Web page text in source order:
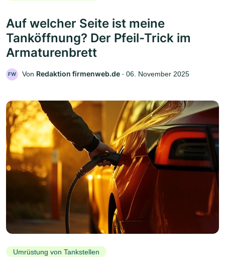
Auf welcher Seite ist meine
Tanköffnung? Der Pfeil-Trick im
Armaturenbrett
FW Von Redaktion firmenweb.de ‧ 06. November 2025
Umrüstung von Tankstellen